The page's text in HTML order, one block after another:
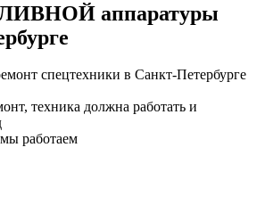
аппаратуры
спецтехники в Санкт-Петербурге
техника должна работать и
работаем